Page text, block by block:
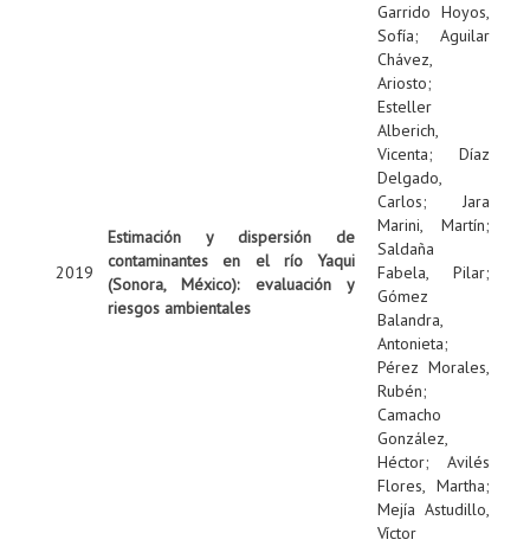
2019
Estimación y dispersión de
contaminantes en el río Yaqui
(Sonora, México): evaluación y
riesgos ambientales
Garrido Hoyos,
Sofía; Aguilar
Chávez,
Ariosto;
Esteller
Alberich,
Vicenta; Díaz
Delgado,
Carlos; Jara
Marini, Martín;
Saldaña
Fabela, Pilar;
Gómez
Balandra,
Antonieta;
Pérez Morales,
Rubén;
Camacho
González,
Héctor; Avilés
Flores, Martha;
Mejía Astudillo,
Víctor